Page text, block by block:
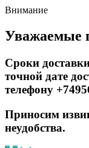
Внимание
Уважаемые
Сроки
точной дате
телефону
Приносим
неудобства.